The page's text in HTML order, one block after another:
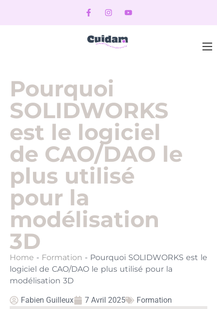
Pourquoi
SOLIDWORKS
est le logiciel
de CAO/DAO le
plus utilisé
pour la
modélisation
3D
Home - Formation - Pourquoi SOLIDWORKS est le
logiciel de CAO/DAO le plus utilisé pour la
modélisation 3D
Fabien Guilleux 7 Avril 2025 Formation